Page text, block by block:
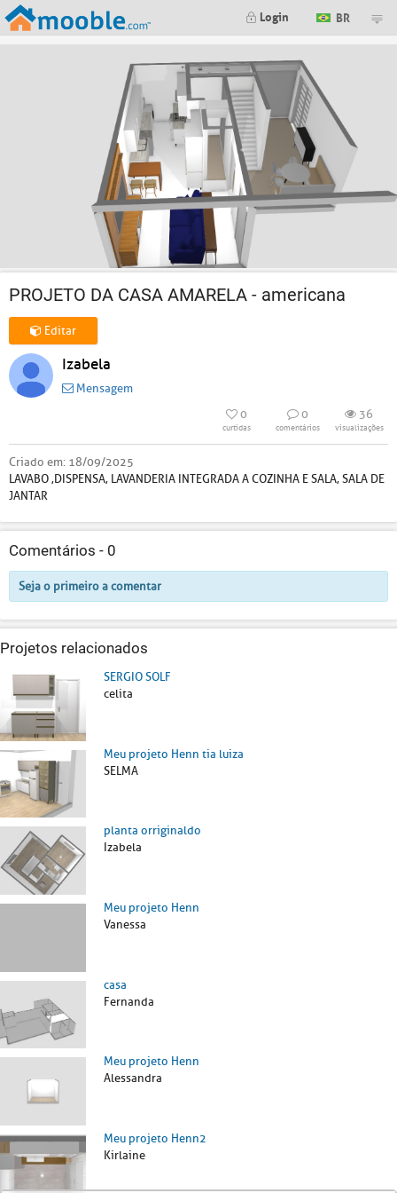
Login BR
PROJETO DA CASA AMARELA - americana
Editar
Izabela
Mensagem
0
curtidas
0
comentários
36
visualizações
Criado em: 18/09/2025
LAVABO ,DISPENSA, LAVANDERIA INTEGRADA A COZINHA E SALA, SALA DE
JANTAR
Comentários - 0
Seja o primeiro a comentar
Projetos relacionados
SERGIO SOLF
celita
Meu projeto Henn tia luiza
SELMA
planta orriginaldo
Izabela
Meu projeto Henn
Vanessa
casa
Fernanda
Meu projeto Henn
Alessandra
Meu projeto Henn2
Kirlaine